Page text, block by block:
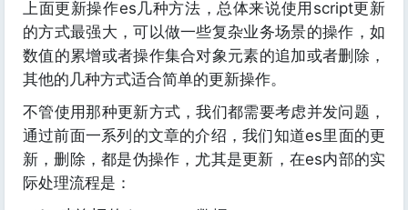
上面更新操作es几种方法，总体来说使用script更新
的方式最强大，可以做一些复杂业务场景的操作，如
数值的累增或者操作集合对象元素的追加或者删除，
其他的几种方式适合简单的更新操作。
不管使用那种更新方式，我们都需要考虑并发问题，
通过前面一系列的文章的介绍，我们知道es里面的更
新，删除，都是伪操作，尤其是更新，在es内部的实
际处理流程是：